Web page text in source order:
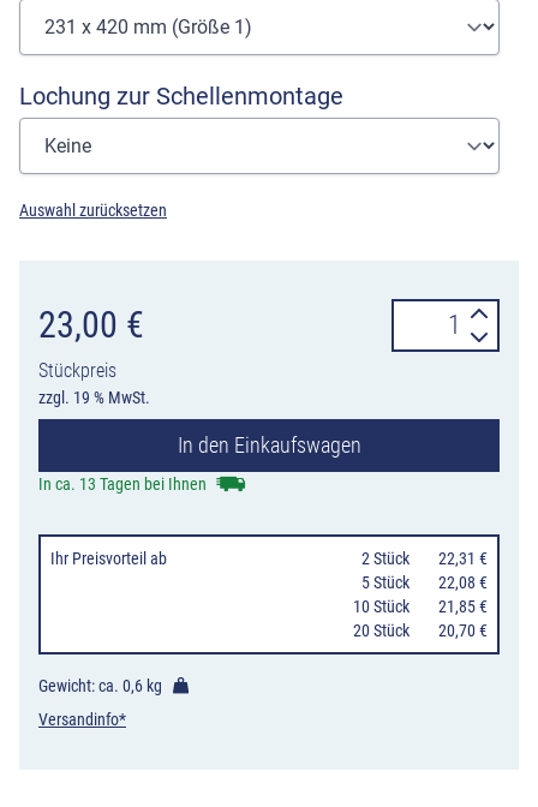
Lochung zur Schellenmontage
Auswahl zurücksetzen
23,00 €
Stückpreis
zzgl. 19 % MwSt.
Hinweisschild
Bitte
einparken
In den Einkaufswagen
In ca. 13 Tagen bei Ihnen
Ihr Preisvorteil ab 2 Stück
22,31 €
5 Stück
22,08 €
10 Stück
21,85 €
20 Stück
20,70 €
Gewicht: ca. 0,6 kg
Versandinfo*